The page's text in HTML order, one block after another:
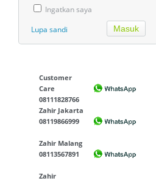
Ingatkan saya
Lupa sandi
Customer
Care
08111828766
Zahir Jakarta
08119866999
Zahir Malang
08113567891
Zahir